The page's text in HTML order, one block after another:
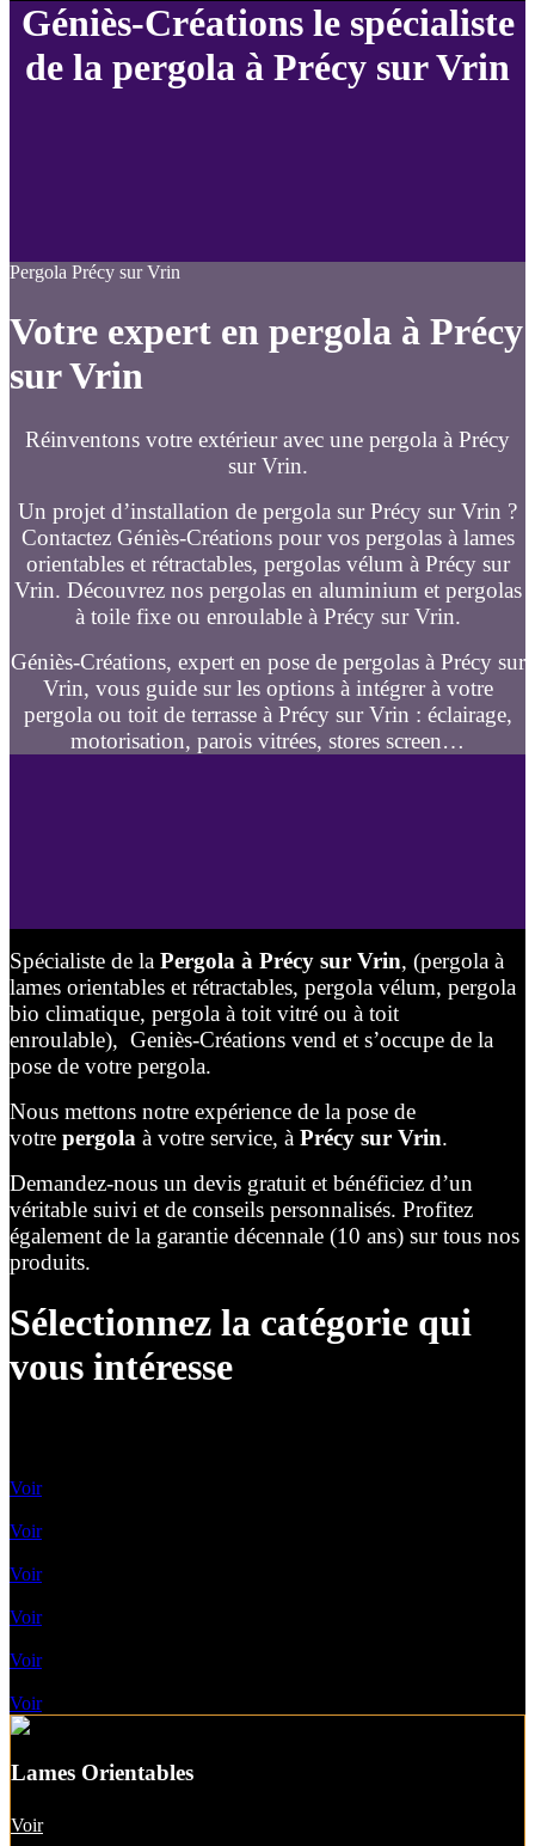
Géniès-Créations le spécialiste
de la pergola à Précy sur Vrin
Pergola Précy sur Vrin
Votre expert en pergola à Précy
sur Vrin
Réinventons votre extérieur avec une pergola à Précy
sur Vrin.
Un projet d’installation de pergola sur Précy sur Vrin ?
Contactez Géniès-Créations pour vos pergolas à lames
orientables et rétractables, pergolas vélum à Précy sur
Vrin. Découvrez nos pergolas en aluminium et pergolas
à toile fixe ou enroulable à Précy sur Vrin.
Géniès-Créations, expert en pose de pergolas à Précy sur
Vrin, vous guide sur les options à intégrer à votre
pergola ou toit de terrasse à Précy sur Vrin : éclairage,
motorisation, parois vitrées, stores screen…
Spécialiste de la Pergola à Précy sur Vrin, (pergola à
lames orientables et rétractables, pergola vélum, pergola
bio climatique, pergola à toit vitré ou à toit
enroulable), Geniès-Créations vend et s’occupe de la
pose de votre pergola.
Nous mettons notre expérience de la pose de
votre pergola à votre service, à Précy sur Vrin.
Demandez-nous un devis gratuit et bénéficiez d’un
véritable suivi et de conseils personnalisés. Profitez
également de la garantie décennale (10 ans) sur tous nos
produits.
Sélectionnez la catégorie qui
vous intéresse
Voir
Voir
Voir
Voir
Voir
Voir
Lames Orientables
Voir